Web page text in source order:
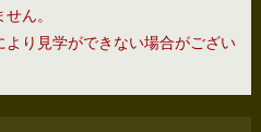
ん。
り見学ができない場合がござい